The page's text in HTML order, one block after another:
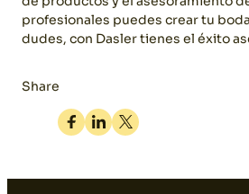
profesionales puedes crear tu
dudes, con Dasler tienes el éxito
Share
Facebook
LinkedinTwitter